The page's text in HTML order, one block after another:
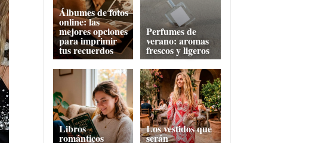
Álbumes de fotos
online: las
mejores opciones
para imprimir
tus recuerdos
Perfumes de
verano: aromas
frescos y ligeros
Libros
románticos
Los vestidos que
serán